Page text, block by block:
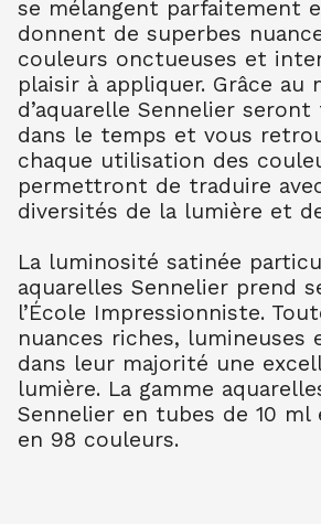
10.00 € TTC
AQUARELLE EXTRA
TER OMB BR 202
7.90€ TTC 7.89€ TTC
AQUARELLE EXTRA
TER OMB NAT 205
7.90 € TTC 7.89€ TTC
AQUARELLE EXTRA
7.90€ TTC 7.89 € TTC
AQUARELLE EXTRA
TER SIEN BR 211
7.90€ TTC 7.89€ TTC
AQUARELLE EXTRA
TERRE VERT NAT 213
7.90 € TTC 7.89 € TTC
se mélangent parfaitement
donnent de superbes
couleurs onctueuses et
plaisir à appliquer. Grâce au
d’aquarelle Sennelier
dans le temps et vous
chaque utilisation des
permettront de traduire
diversités de la lumière et
La luminosité satinée
aquarelles Sennelier prend
l’École Impressionniste.
nuances riches,
dans leur majorité une
lumière. La gamme
Sennelier en tubes de 10 ml
en 98 couleurs.